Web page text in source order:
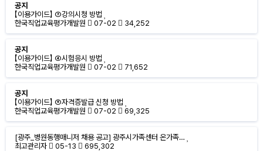
공지
【이용가이드】 ③강의시청 방법
한국직업교육평가개발원
07-02 34,252
공지
【이용가이드】 ④시험응시 방법
한국직업교육평가개발원
07-02 71,652
공지
【이용가이드】 ⑤자격증발급 신청 방법
한국직업교육평가개발원
07-02 69,325
[광주_병원동행매니저 채용 공고] 광주시가족센터 온가족…
최고관리자
05-13 695,302